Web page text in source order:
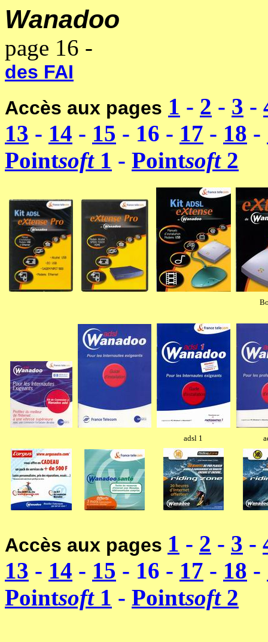
Wanadoo
page 16 -
des FAI
Accès aux pages 1 - 2 - 3 -
13 - 14 - 15 - 16 - 17 - 18 -
Pointsoft1 - Pointsoft2
adsl 1
Accès aux pages 1 - 2 - 3 -
13 - 14 - 15 - 16 - 17 - 18 -
Pointsoft1 - Pointsoft2